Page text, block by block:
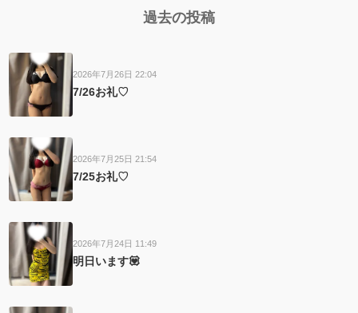
過去の投稿
2026年7月26日 22:04
7/26お礼♡
2026年7月25日 21:54
7/25お礼♡
2026年7月24日 11:49
明日います💟